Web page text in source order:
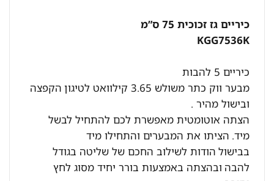
כיריים גז זכוכית 75 ס”מ
KGG7536K
כיריים 5 להבות
מבער ווק כתר משולש 3.65 קילוואט לטיגון הקפצה
ובישול מהיר .
הצתה אוטומטית מאפשרת לכם להתחיל לבשל
מיד. הציתו את המבערים והתחילו מיד
בבישול הודות לשילוב החכם של שליטה בגודל
להבה ובהצתה באמצעות בורר יחיד מסוג לחץ